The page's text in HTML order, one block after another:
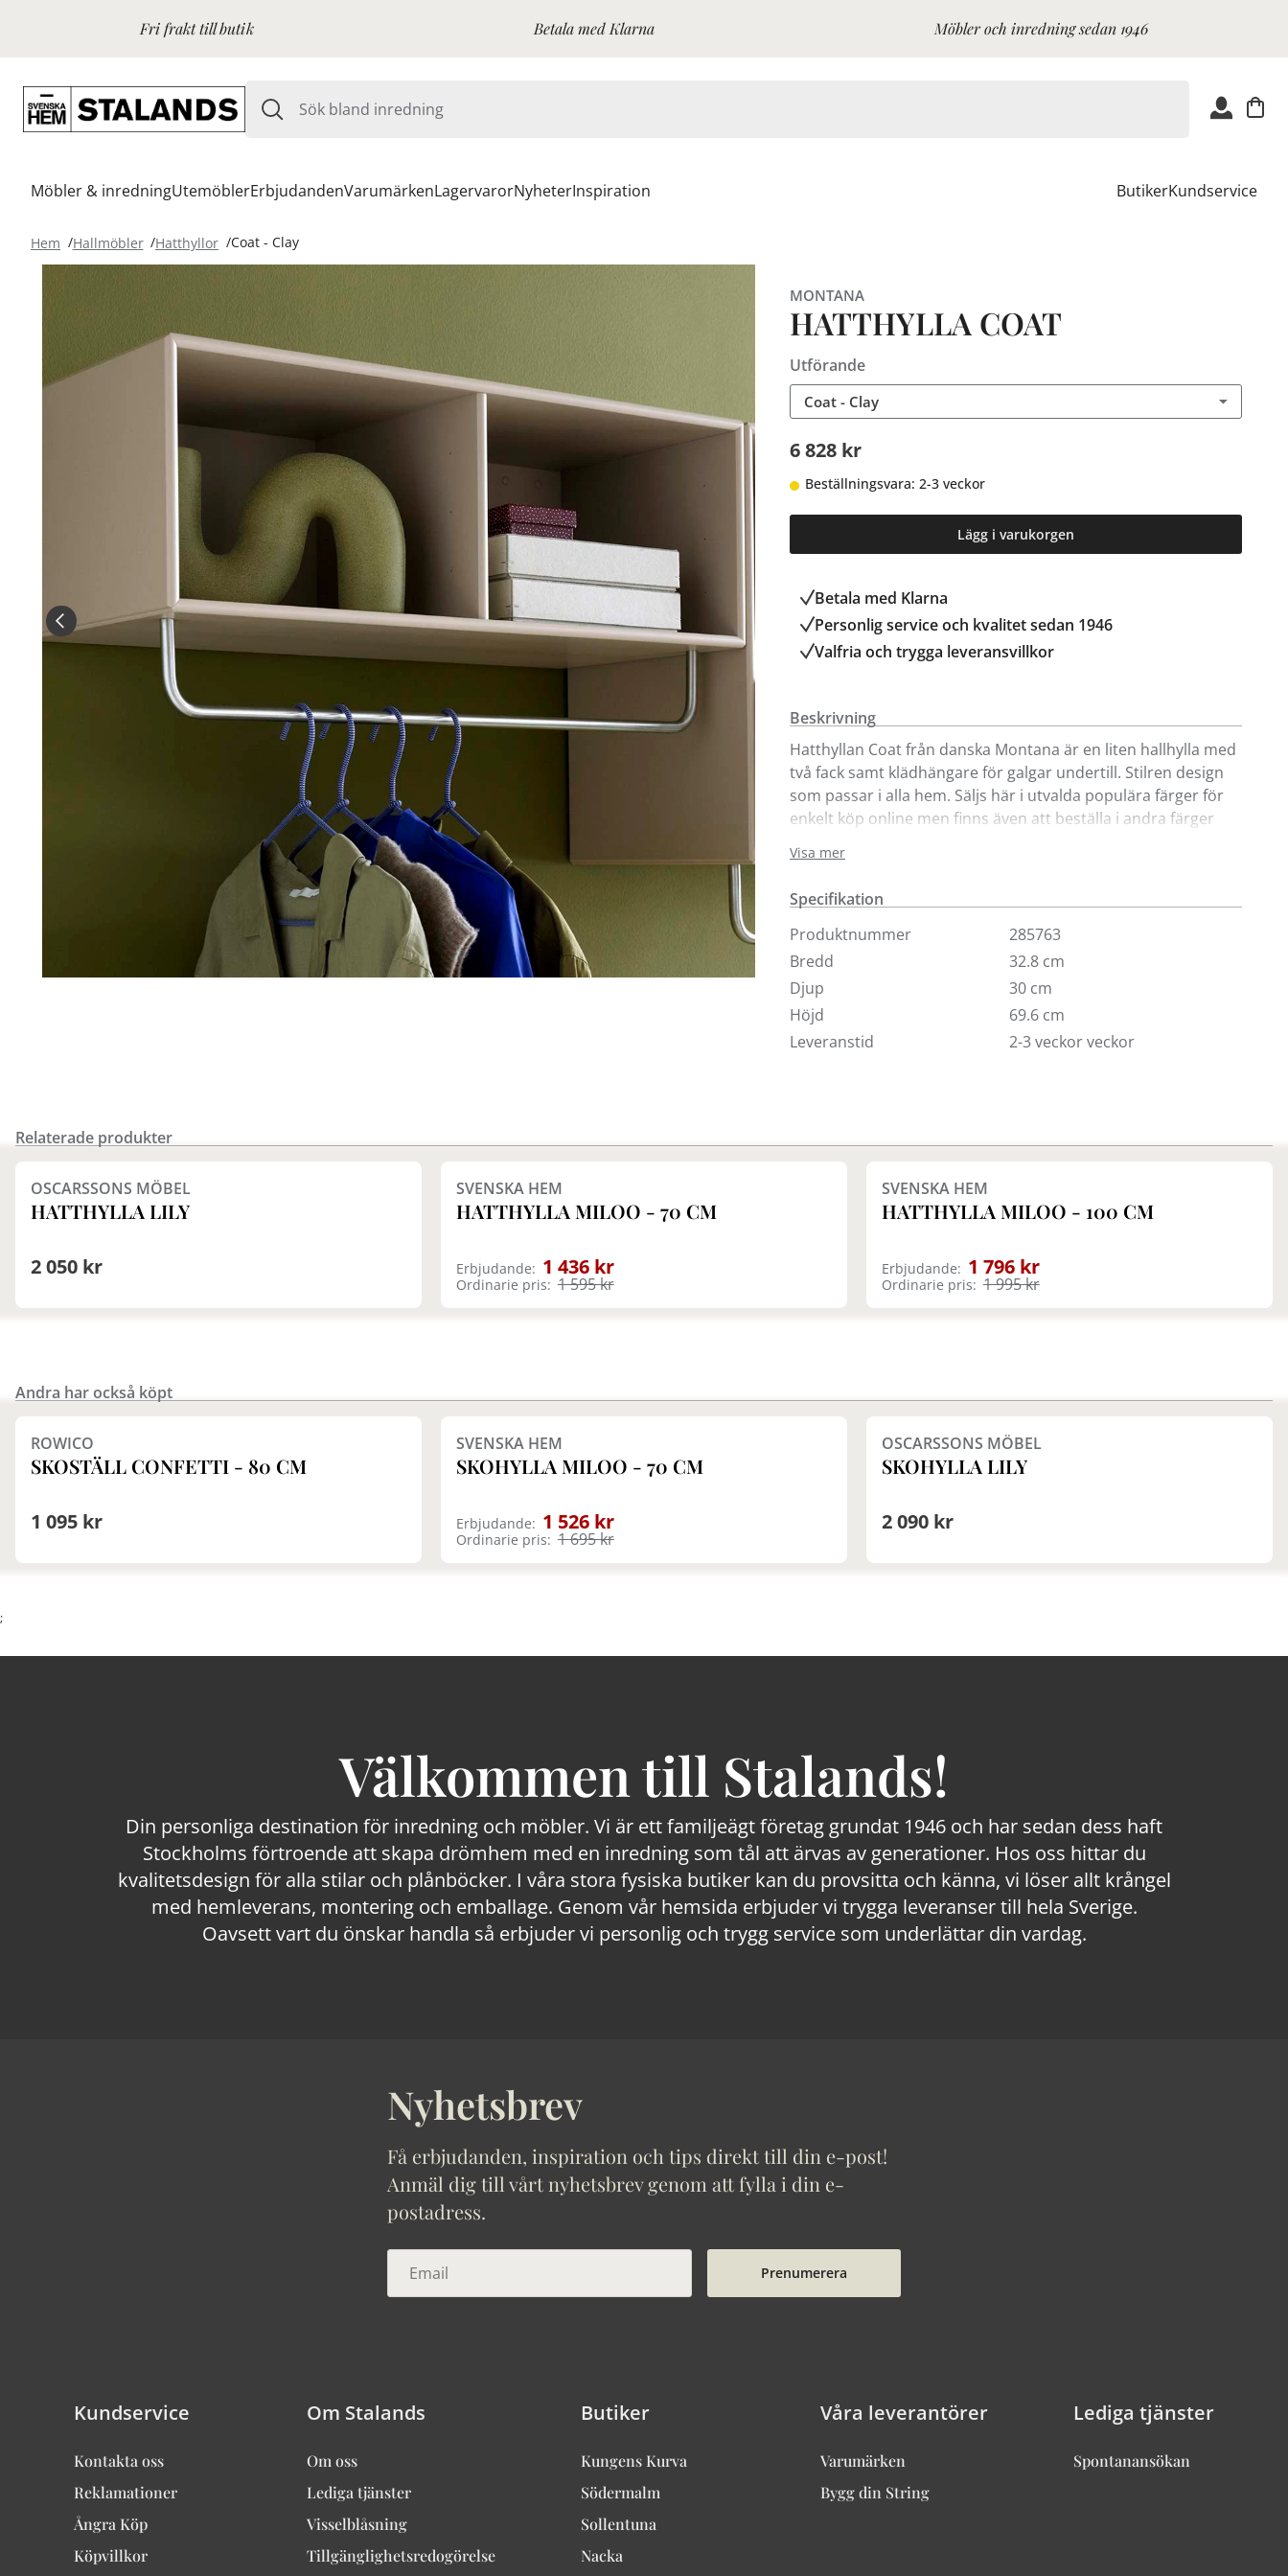
Fri frakt till butik Betala med Klarna Möbler och inredning sedan 1946
Möbler & inredningUtemöblerErbjudandenVarumärkenLagervarorNyheterInspiration ButikerKundservice
Hem Hallmöbler Hatthyllor Coat - Clay
MONTANA
HATTHYLLA COAT
Utförande
Coat - Clay
6 828 kr
Beställningsvara: 2-3 veckor
Lägg i varukorgen
Betala med Klarna
Personlig service och kvalitet sedan 1946
Valfria och trygga leveransvillkor
Beskrivning
Hatthyllan Coat från danska Montana är en liten hallhylla med
två fack samt klädhängare för galgar undertill. Stilren design
som passar i alla hem. Säljs här i utvalda populära färger för
enkelt köp online men finns även att beställa i andra färger
Montana visas endast i vår butik i Täby.
Visa mer
Specifikation
Produktnummer
285763
Bredd
32.8 cm
Djup
30 cm
Höjd
69.6 cm
Leveranstid
2-3 veckor veckor
Relaterade produkter Finns i fler val (3)
OSCARSSONS MÖBEL
HATTHYLLA LILY
2 050 kr
Finns i fler val (2)
SVENSKA HEM
HATTHYLLA MILOO - 70 CM
Erbjudande: 1 436 kr
Ordinarie pris: 1 595 kr
Finns i fler val (2)
SVENSKA HEM
HATTHYLLA MILOO - 100 CM
Erbjudande: 1 796 kr
Ordinarie pris: 1 995 kr
Andra har också köpt Finns i fler val (3)
ROWICO
SKOSTÄLL CONFETTI - 80 CM
1 095 kr
Finns i fler val (2)
SVENSKA HEM
SKOHYLLA MILOO - 70 CM
Erbjudande: 1 526 kr
Ordinarie pris: 1 695 kr
Finns i fler val (3)
OSCARSSONS MÖBEL
SKOHYLLA LILY
2 090 kr
;
Välkommen till Stalands!
Din personliga destination för inredning och möbler. Vi är ett familjeägt företag grundat 1946 och har sedan dess haft
Stockholms förtroende att skapa drömhem med en inredning som tål att ärvas av generationer. Hos oss hittar du
kvalitetsdesign för alla stilar och plånböcker. I våra stora fysiska butiker kan du provsitta och känna, vi löser allt krångel
med hemleverans, montering och emballage. Genom vår hemsida erbjuder vi trygga leveranser till hela Sverige.
Oavsett vart du önskar handla så erbjuder vi personlig och trygg service som underlättar din vardag.
Nyhetsbrev
Få erbjudanden, inspiration och tips direkt till din e-post!
Anmäl dig till vårt nyhetsbrev genom att fylla i din e-
postadress.
Prenumerera
Kundservice
Kontakta oss
Reklamationer
Ångra Köp
Köpvillkor
Om Stalands
Om oss
Lediga tjänster
Visselblåsning
Tillgänglighetsredogörelse
Butiker
Kungens Kurva
Södermalm
Sollentuna
Nacka
Våra leverantörer
Varumärken
Bygg din String
Lediga tjänster
Spontanansökan